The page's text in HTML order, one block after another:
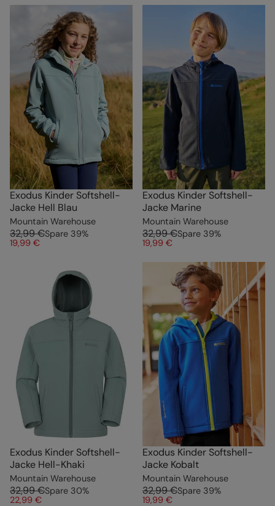
Exodus Kinder Softshell-
Jacke Hell Blau
Mountain Warehouse
32,99 €Spare 39%
19,99 €
Exodus Kinder Softshell-
Jacke Marine
Mountain Warehouse
32,99 €Spare 39%
19,99 €
Exodus Kinder Softshell-
Jacke Hell-Khaki
Mountain Warehouse
32,99 €Spare 30%
22,99 €
Exodus Kinder Softshell-
Jacke Kobalt
Mountain Warehouse
32,99 €Spare 39%
19,99 €